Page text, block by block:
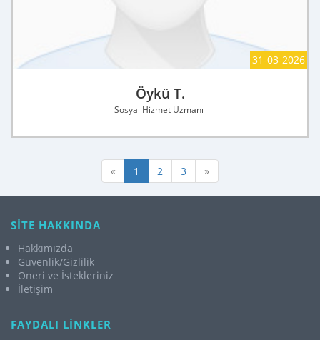
31-03-2026
Öykü T.
Sosyal Hizmet Uzmanı
« 1 2 3 »
SİTE HAKKINDA
Hakkımızda
Güvenlik/Gizlilik
Öneri ve İstekleriniz
İletişim
FAYDALI LİNKLER